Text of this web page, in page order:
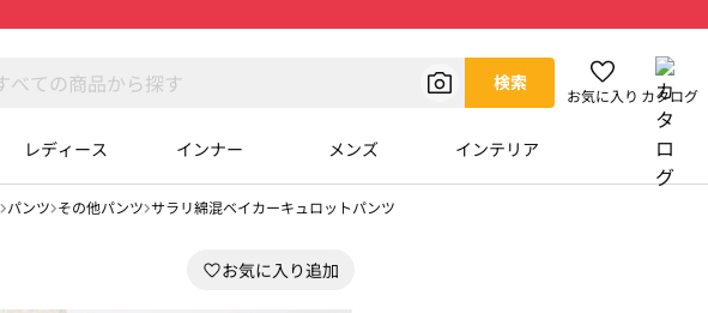
検索
お気に入り カタログ
レディース インナー メンズ インテリア
パンツ その他パンツ サラリ綿混ベイカーキュロットパンツ